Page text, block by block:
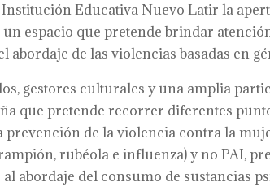
Institución Educativa Nuevo Latir la
un espacio que pretende brindar
de las violencias basadas en
gestores culturales y una amplia
que pretende recorrer diferentes
prevención de la violencia contra la
rubéola e influenza) y no PAI,
abordaje del consumo de sustancias